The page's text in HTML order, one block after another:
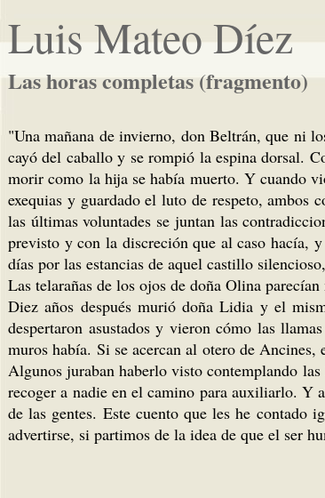
Luis Mateo Díez
Las horas completas (fragmento)
"Una mañana de invierno, don Beltrán, que ni
cayó del caballo y se rompió la espina dorsal.
morir como la hija se había muerto. Y cuando
exequias y guardado el luto de respeto, ambos
las últimas voluntades se juntan las
previsto y con la discreción que al caso hacía,
días por las estancias de aquel castillo
Las telarañas de los ojos de doña Olina
Diez años después murió doña Lidia y el
despertaron asustados y vieron cómo las
muros había. Si se acercan al otero de
Algunos juraban haberlo visto contemplando
recoger a nadie en el camino para auxiliarlo. Y
de las gentes. Este cuento que les he contado
advertirse, si partimos de la idea de que el ser